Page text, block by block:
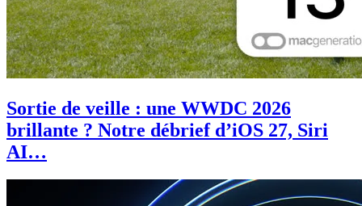
Sortie de veille : une WWDC 2026
brillante ? Notre débrief d’iOS 27, Siri
AI…